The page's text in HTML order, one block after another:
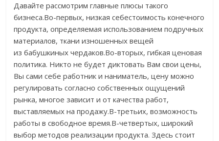
Давайте рассмотрим главные плюсы такого
бизнеса.Во-первых, низкая себестоимость конечного
продукта, определяемая использованием подручных
материалов, ткани изношенных вещей
из бабушкиных чердаков.Во-вторых, гибкая ценовая
политика. Никто не будет диктовать Вам свои цены,
Вы сами себе работник и наниматель, цену можно
регулировать согласно собственных ощущений
рынка, многое зависит и от качества работ,
выставляемых на продажу.В-третьих, возможность
работы в свободное время.В-четвертых, широкий
выбор методов реализации продукта. Здесь стоит